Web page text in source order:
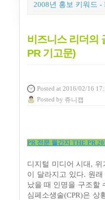
2008년 홍보 키워드 -
비즈니스 리더의
PR 기고문)
Posted at 2016/02/16
Posted by 쥬니캡
PR 전문 월간지 THE PR
디지털 미디어 시대, 위
이 달라지고 있다. 원래
났을 때 인명을 구조할
심페소생술(CPR)은 상